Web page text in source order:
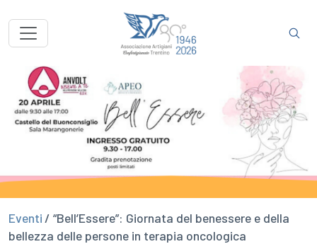
Eventi / “Bell’Essere”: Giornata del benessere e della
bellezza delle persone in terapia oncologica